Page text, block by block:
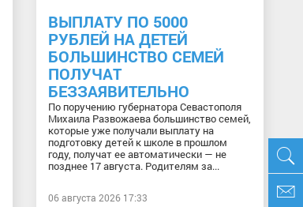
ВЫПЛАТУ ПО 5000
РУБЛЕЙ НА ДЕТЕЙ
БОЛЬШИНСТВО СЕМЕЙ
ПОЛУЧАТ
БЕЗЗАЯВИТЕЛЬНО
По поручению губернатора Севастополя
Михаила Развожаева большинство семей,
которые уже получали выплату на
подготовку детей к школе в прошлом
году, получат ее автоматически — не
позднее 17 августа. Родителям за...
06 августа 2026 17:33